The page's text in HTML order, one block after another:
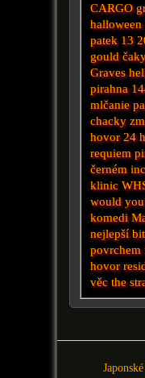
CARGO
halloween
patek 13
gould
Graves
pirahna
mlčanie
chacky
hovor 24
requiem
černém
klinic
would
komedi
nejlepší
povrchem
hovor
věc the